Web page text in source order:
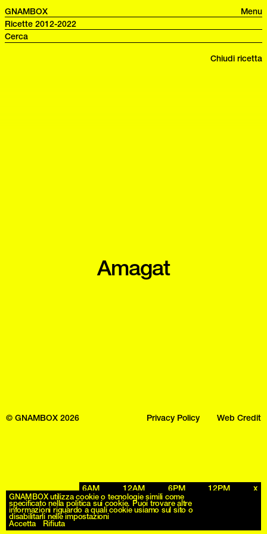
GNAMBOX
Menu
Ricette 2012-2022
Chiudi ricetta
Amagat
© GNAMBOX 2026 Privacy Policy Web Credit
6AM 12AM 6PM 12PM x
GNAMBOX utilizza cookie o tecnologie simili come
specificato nella politica sui cookie. Puoi trovare altre
informazioni riguardo a quali cookie usiamo sul sito o
disabilitarli nelle impostazioni
Accetta Rifiuta